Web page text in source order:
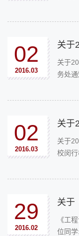
02
2016.03
关于
务处
02
2016.03
关于
校闵
29
2016.02
《工
位同